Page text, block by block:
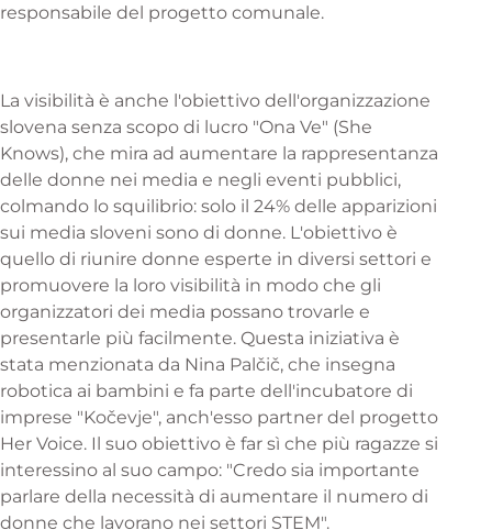
responsabile del progetto comunale.
La visibilità è anche l'obiettivo dell'organizzazione
slovena senza scopo di lucro "Ona Ve" (She
Knows), che mira ad aumentare la rappresentanza
delle donne nei media e negli eventi pubblici,
colmando lo squilibrio: solo il 24% delle apparizioni
sui media sloveni sono di donne. L'obiettivo è
quello di riunire donne esperte in diversi settori e
promuovere la loro visibilità in modo che gli
organizzatori dei media possano trovarle e
presentarle più facilmente. Questa iniziativa è
stata menzionata da Nina Palčič, che insegna
robotica ai bambini e fa parte dell'incubatore di
imprese "Kočevje", anch'esso partner del progetto
Her Voice. Il suo obiettivo è far sì che più ragazze si
interessino al suo campo: "Credo sia importante
parlare della necessità di aumentare il numero di
donne che lavorano nei settori STEM".